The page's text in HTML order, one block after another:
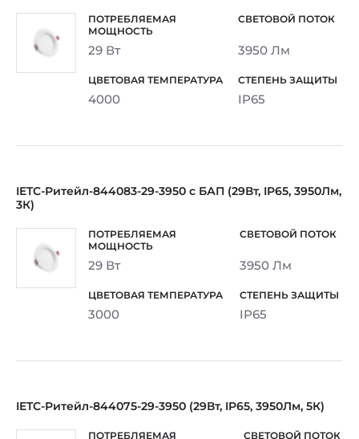
29 Вт 3950 Лм
4000 IP65
IETC-Ритейл-844083-29-3950 с БАП (29Вт, IP65, 3950Лм,
3К)
29 Вт 3950 Лм
3000 IP65
IETC-Ритейл-844075-29-3950 (29Вт, IP65, 3950Лм, 5К)